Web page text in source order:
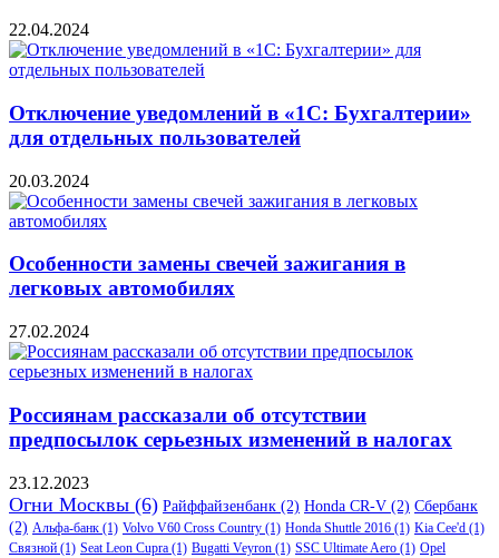
22.04.2024
Отключение уведомлений в «1С: Бухгалтерии»
для отдельных пользователей
20.03.2024
Особенности замены свечей зажигания в
легковых автомобилях
27.02.2024
Россиянам рассказали об отсутствии
предпосылок серьезных изменений в налогах
23.12.2023
Огни Москвы (6) Райффайзенбанк (2) Honda CR-V (2) Сбербанк
(2) Альфа-банк (1) Volvo V60 Cross Country (1) Honda Shuttle 2016 (1) Kia Cee'd (1)
Связной (1) Seat Leon Cupra (1) Bugatti Veyron (1) SSC Ultimate Aero (1) Opel